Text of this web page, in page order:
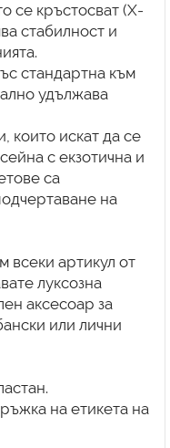
се кръстосват (X-
стабилност и
стандартна към
удължава
които искат да се
с екзотична и
са
на
артикул от
луксозна
аксесоар за
или лични
на етикета на